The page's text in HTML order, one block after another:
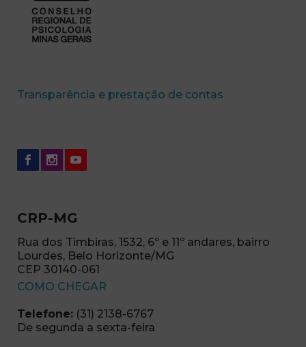
Transparência e prestação de contas
CRP-MG
Rua dos Timbiras, 1532, 6º e 11º andares, bairro
Lourdes, Belo Horizonte/MG
CEP 30140-061
COMO CHEGAR
Telefone: (31) 2138-6767
De segunda a sexta-feira